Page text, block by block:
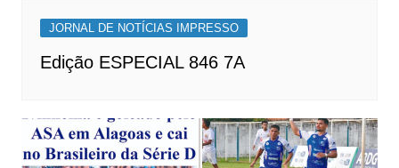
JORNAL DE NOTÍCIAS IMPRESSO
Edição ESPECIAL 846 7A